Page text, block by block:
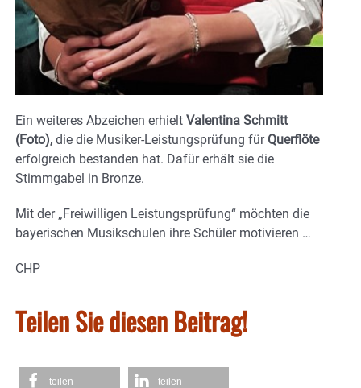
Ein weiteres Abzeichen erhielt Valentina Schmitt
(Foto), die die Musiker-Leistungsprüfung fürQuerflöte
erfolgreich bestanden hat. Dafür erhält sie die
Stimmgabel in Bronze.
Mit der „Freiwilligen Leistungsprüfung“ möchten die
bayerischen Musikschulen ihre Schüler motivieren …
CHP
Teilen Sie diesen Beitrag!
teilen teilen